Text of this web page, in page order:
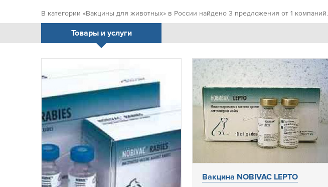
В категории «Вакцины для животных» в России найдено 3 предложения от 1 компаний.
Товары и услуги
Вакцина NOBIVAC LEPTO